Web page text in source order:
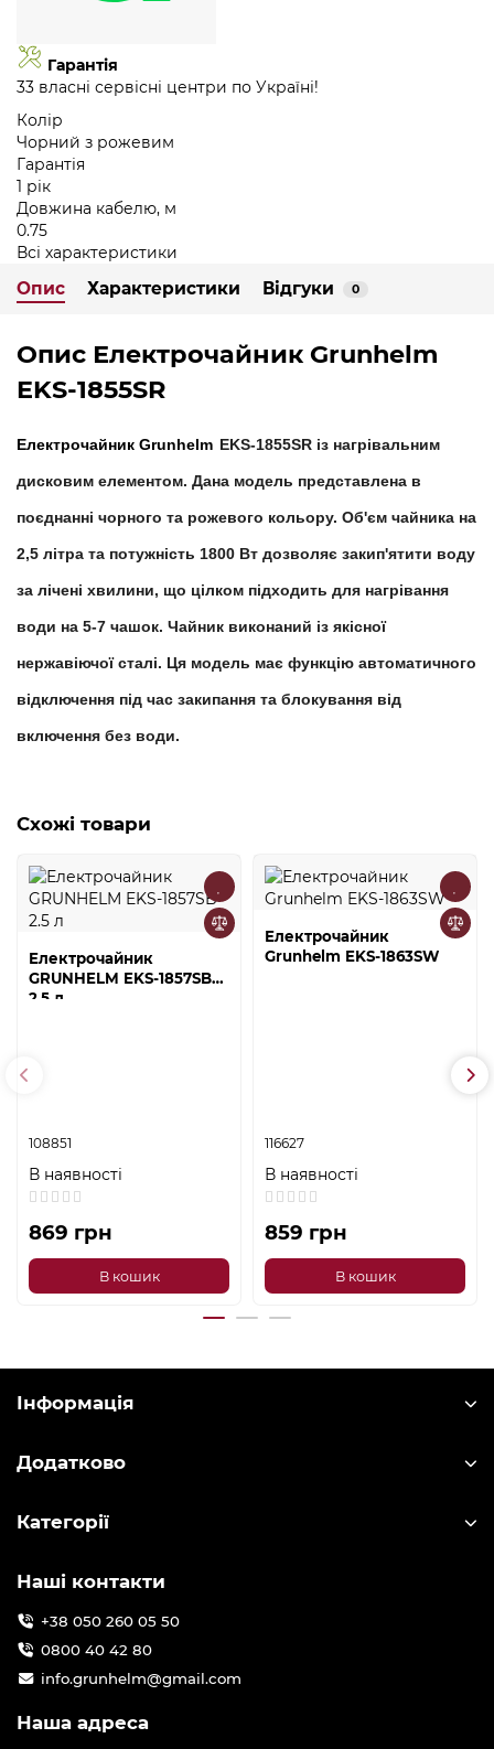
Гарантія
33 власні сервісні центри по Україні!
Колір
Чорний з рожевим
Гарантія
1 рік
Довжина кабелю, м
0.75
Всі характеристики
Опис Характеристики Відгуки 0
Опис Електрочайник Grunhelm
EKS-1855SR
Електрочайник Grunhelm EKS-1855SR із нагрівальним
дисковим елементом. Дана модель представлена ​​в
поєднанні чорного та рожевого кольору. Об'єм чайника на
2,5 літра та потужність 1800 Вт дозволяє закип'ятити воду
за лічені хвилини, що цілком підходить для нагрівання
води на 5-7 чашок. Чайник виконаний із якісної
нержавіючої сталі. Ця модель має функцію автоматичного
відключення під час закипання та блокування від
включення без води.
Схожі товари
Електрочайник
GRUNHELM EKS-1857SB
2.5 л
108851
В наявності
869 грн
В кошик
Електрочайник
Grunhelm EKS-1863SW
116627
В наявності
859 грн
В кошик
Інформація
Додатково
Категорії
Наші контакти
+38 050 260 05 50
0800 40 42 80
info.grunhelm@gmail.com
Наша адреса